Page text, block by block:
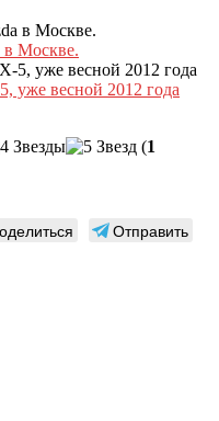
Москве.
уже весной 2012 года
(1
Отправить